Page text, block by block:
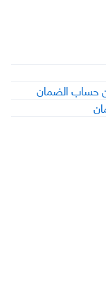
حساب الضمان